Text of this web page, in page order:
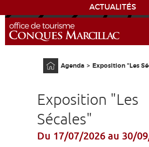
ACTUALITÉS
ENVIEDE...
DÉCOUVRIR LA DESTINATION
CONQUES
EXPÉRIENCES
Agenda Exposition "Les
Exposition "Les
Sécales"
Du 17/07/2026au 30/